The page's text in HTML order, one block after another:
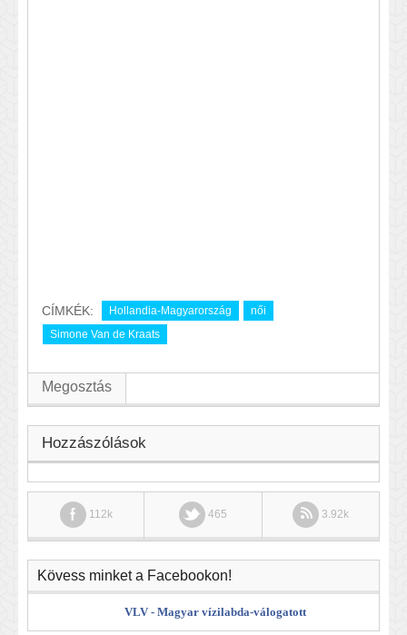
CÍMKÉK: Hollandia-Magyarország
női
Simone Van de Kraats
Megosztás
Hozzászólások
112k 465 3.92k
Kövess minket a Facebookon!
VLV - Magyar vízilabda-válogatott